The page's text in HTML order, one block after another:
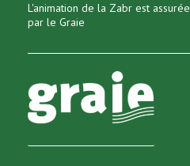
L'animation de la Zabr est assurée
par le Graie